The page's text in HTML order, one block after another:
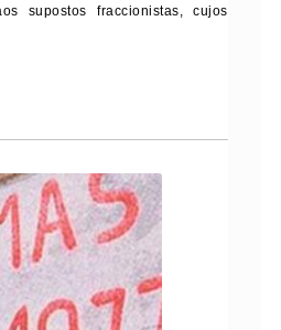
supostos fraccionistas, cujos